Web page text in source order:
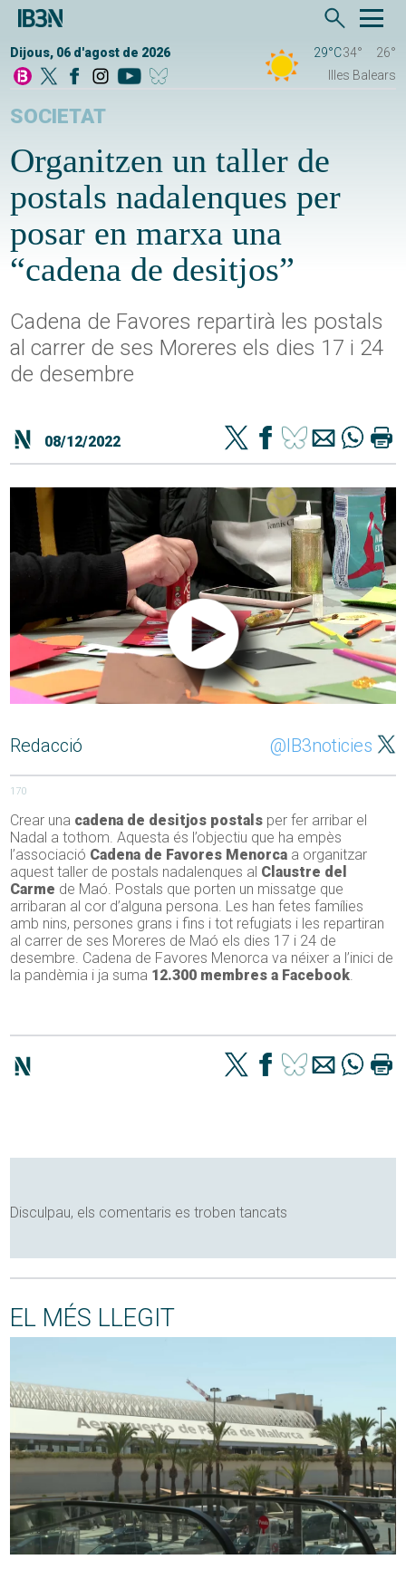
Dijous, 06 d'agost de 2026 29°C34°
26°
Illes Balears
SOCIETAT
Organitzen un taller de
postals nadalenques per
posar en marxa una
“cadena de desitjos”
Cadena de Favores repartirà les postals
al carrer de ses Moreres els dies 17 i 24
de desembre
08/12/2022
Redacció @IB3noticies
170
Crear una cadena de desitjos postals per fer arribar el
Nadal a tothom. Aquesta és l’objectiu que ha empès
l’associació Cadena de Favores Menorca a organitzar
aquest taller de postals nadalenques al Claustre del
Carme de Maó. Postals que porten un missatge que
arribaran al cor d’alguna persona. Les han fetes famílies
amb nins, persones grans i fins i tot refugiats i les repartiran
al carrer de ses Moreres de Maó els dies 17 i 24 de
desembre. Cadena de Favores Menorca va néixer a l’inici de
la pandèmia i ja suma 12.300 membres a Facebook.
Disculpau, els comentaris es troben tancats
EL MÉS LLEGIT